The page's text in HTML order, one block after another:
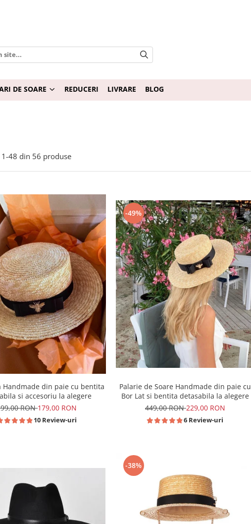
DE SOARE REDUCERI LIVRARE BLOG
1-48 din 56 produse
Handmade din paie cu bentita
si accesoriu la alegere
RON179,00 RON
10 Review-uri
-49%
Palarie de Soare Handmade din paie cu
Bor Lat si bentita detasabila la alegere
449,00 RON229,00 RON
6 Review-uri
-38%